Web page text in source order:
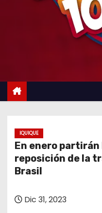
IQUIQUE
En enero partirán
reposición de la
Brasil
Dic 31, 2023